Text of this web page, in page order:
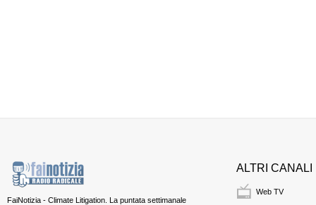
FaiNotizia - Climate Litigation. La puntata settimanale
ALTRI CANALI
Web TV